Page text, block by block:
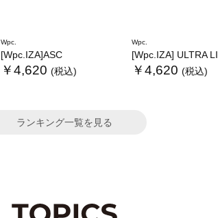
Wpc.
[Wpc.IZA]ASC
￥4,620 (税込)
Wpc.
[Wpc.IZA] ULTRA
￥4,620 (税込)
ランキング一覧を見る